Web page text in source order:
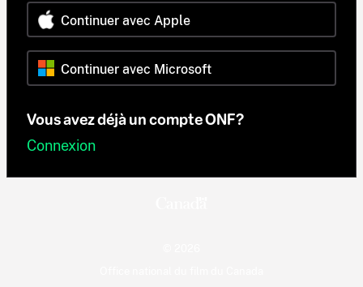
Continuer avec Apple
Continuer avec Microsoft
Vous avez déjà un compte ONF?
Connexion